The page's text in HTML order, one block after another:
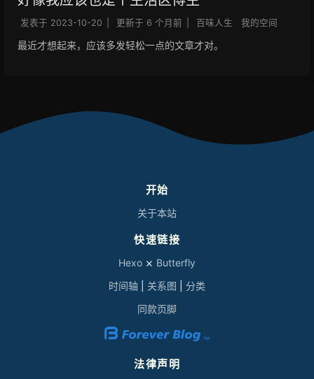
发表于 2023-10-20 更新于 6 个月前 百味人生 我的空间
最近才想起来，应该多发轻松一点的文章才对。
开始
关于本站
快速链接
Hexo ⨯ Butterfly
时间轴
关系图
分类
同款页脚
法律声明